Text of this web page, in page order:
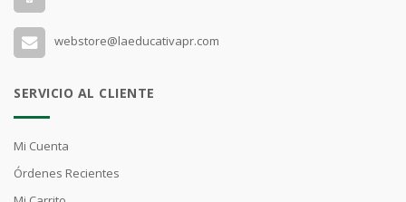
webstore@laeducativapr.com
SERVICIO AL CLIENTE
Mi Cuenta
Órdenes Recientes